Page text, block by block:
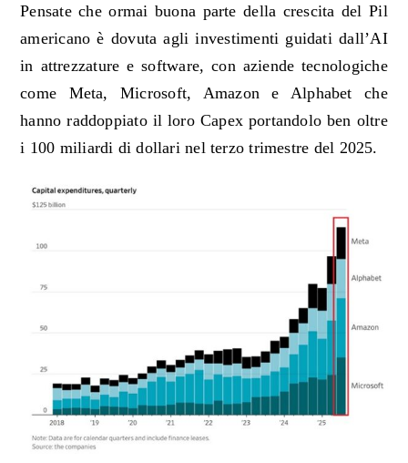
Pensate che ormai buona parte della crescita del Pil
americano è dovutaagli investimenti guidati dall’AI
in attrezzature e software, con aziende tecnologiche
come Meta, Microsoft, Amazon e Alphabet che
hanno raddoppiato il loro Capexportandolo ben oltre
i 100 miliardi di dollari nel terzo trimestre del 2025.